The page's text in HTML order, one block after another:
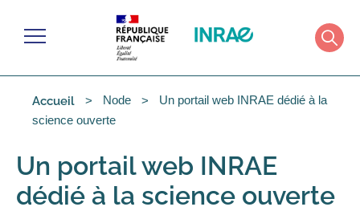
Menu
Accueil Node
Un portail web INRAE dédié à la
science ouverte
Un portail web INRAE
dédié à la science ouverte
Cookies management panel